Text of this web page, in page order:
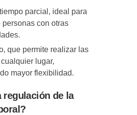
parcial, ideal para
personas con otras
que permite realizar las
lugar,
mayor flexibilidad.
regulación de la